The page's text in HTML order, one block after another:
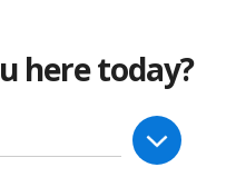
here today?